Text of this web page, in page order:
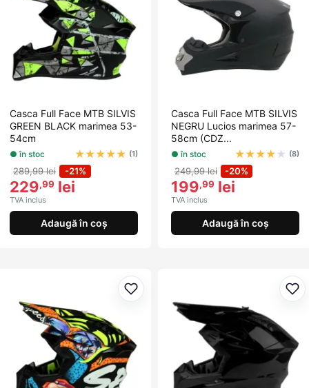
Casca Full Face MTB SILVIS
GREEN BLACK marimea 53-
54cm
● în stoc ★★★★★ (1)
289,99 lei -21%
229,99 lei
TVA inclus
Adaugă în coș
Casca Full Face MTB SILVIS
NEGRU Lucios marimea 57-
58cm (CDZ...
● în stoc ★★★★ ★ (8)
249,99 lei -20%
199,99 lei
TVA inclus
Adaugă în coș
Adaugă la favorite